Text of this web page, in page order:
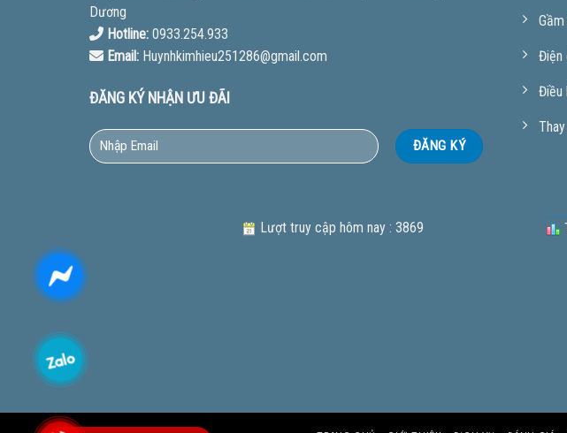
Dương
Hotline:0933.254.933
Email:Huynhkimhieu251286@gmail.com
ĐĂNG KÝ NHẬN ƯU ĐÃI
Điện
Điều
Lượt truy cập hôm nay : 3869